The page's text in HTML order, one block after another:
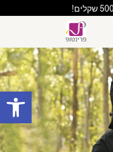
פתח סרגל נגישות